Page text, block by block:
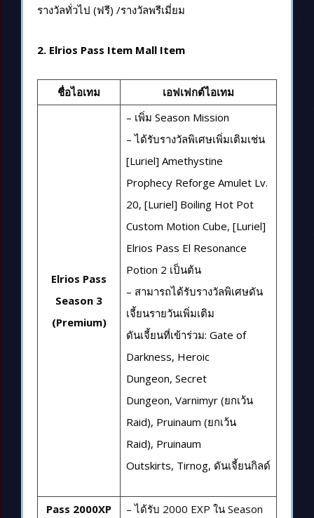
รางวัลทั่วไป (ฟรี) /รางวัลพรีเมี่ยม
2. Elrios Pass Item Mall Item
ชื่อไอเทม เอฟเฟกต์ไอเทม
Elrios Pass
Season 3
(Premium)
– เพิ่ม Season Mission
– ได้รับรางวัลพิเศษเพิ่มเติมเช่น
[Luriel] Amethystine
Prophecy Reforge Amulet Lv.
20, [Luriel] Boiling Hot Pot
Custom Motion Cube, [Luriel]
Elrios Pass El Resonance
Potion 2 เป็นต้น
– สามารถได้รับรางวัลพิเศษดัน
เจี้ยนรายวันเพิ่มเติม
ดันเจี้ยนที่เข้าร่วม: Gate of
Darkness, Heroic
Dungeon, Secret
Dungeon, Varnimyr (ยกเว้น
Raid), Pruinaum (ยกเว้น
Raid), Pruinaum
Outskirts, Tirnog, ดันเจี้ยนกิลด์
Pass 2000XP – ได้รับ 2000 EXP ใน Season